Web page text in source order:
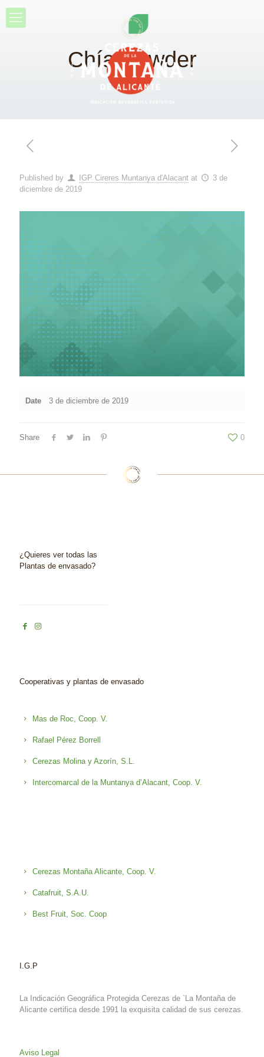
Chía Powder
Published by IGP Cireres Muntanya d'Alacant at
3 de
diciembre de 2019
Date 3 de diciembre de 2019
Share 0
¿Quieres ver todas las
Plantas de envasado?
Cooperativas y plantas de envasado
Mas de Roc, Coop. V.
Rafael Pérez Borrell
Cerezas Molina y Azorín, S.L.
Intercomarcal de la Muntanya d’Alacant, Coop. V.
Cerezas Montaña Alicante, Coop. V.
Catafruit, S.A.U.
Best Fruit, Soc. Coop
I.G.P
La Indicación Geográfica Protegida Cerezas de `La Montaña de
Alicante certifica desde 1991 la exquisita calidad de sus cerezas.
Aviso Legal